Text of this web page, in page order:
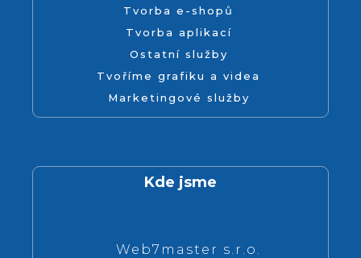
Tvorba e-shopů
Tvorba aplikací
Ostatní služby
Tvoříme grafiku a videa
Marketingové služby
Kde jsme
Web7master s.r.o.